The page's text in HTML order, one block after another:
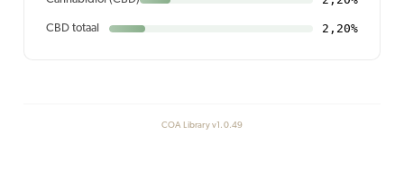
CBD totaal 2,20%
COA Library v1.0.49